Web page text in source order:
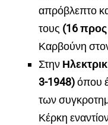
απρόβλεπτο
τους (16
Καρβούνη
Στην
3-1948)όπου
των
Κέρκη